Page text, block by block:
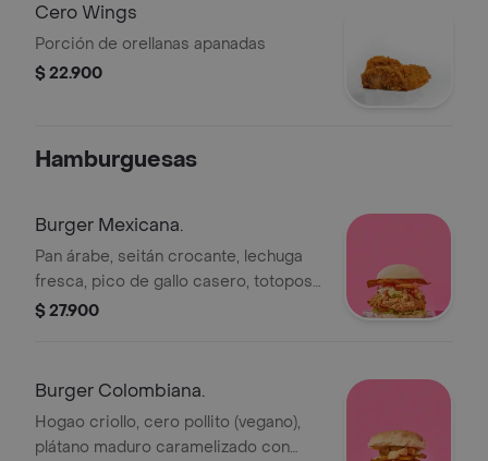
Cero Wings
Porción de orellanas apanadas
$ 22.900
Hamburguesas
Burger Mexicana.
Pan árabe, seitán crocante, lechuga
fresca, pico de gallo casero, totopos
crujientes, guacamole cremoso,
$ 27.900
Burger Colombiana.
Hogao criollo, cero pollito (vegano),
plátano maduro caramelizado con